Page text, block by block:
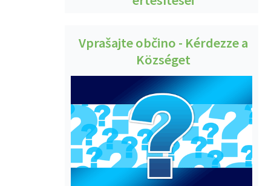
Vprašajte občino - Kérdezze a
Községet